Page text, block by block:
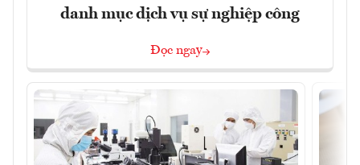
danh mục dịch vụ sự nghiệp công
Đọc ngay